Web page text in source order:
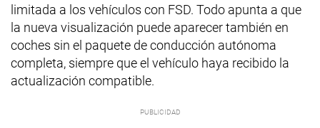
limitada a los vehículos con FSD. Todo apunta a que
la nueva visualización puede aparecer también en
coches sin el paquete de conducción autónoma
completa, siempre que el vehículo haya recibido la
actualización compatible.